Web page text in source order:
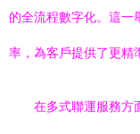
的全流程數字化。這一
率，為客戶提供了更精
在多式聯運服務方